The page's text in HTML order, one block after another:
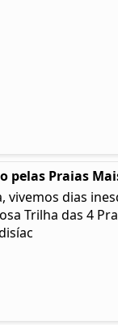
pelas Praias
dias
Trilha das 4